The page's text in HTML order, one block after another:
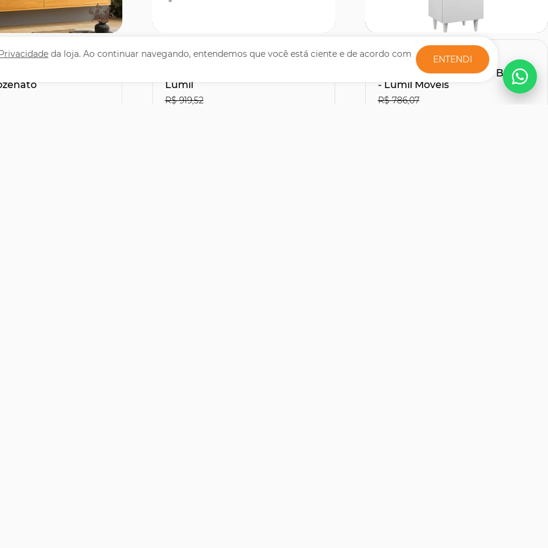
da loja. Ao continuar navegando, entendemos que você está ciente e de acordo com
ENTENDI
Pol. Suspenso
Balcão Gabinete para pia sem
Lumil
R$ 919,52
Paneleiro Cozinha Torre
Quente 56cm Colorado Branco
- Lumil Móveis
R$ 786,07